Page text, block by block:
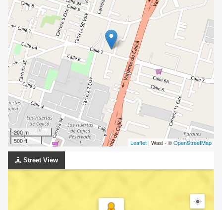
200 m
500 ft
Leaflet | Wasi - ©OpenStreetMap
Street View